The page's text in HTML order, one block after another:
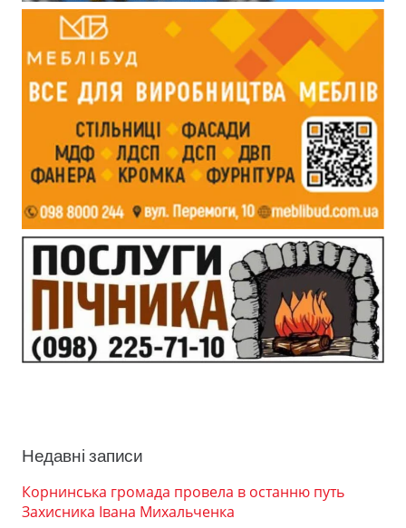
Недавні записи
Корнинська громада провела в останню путь
Захисника Івана Михальченка